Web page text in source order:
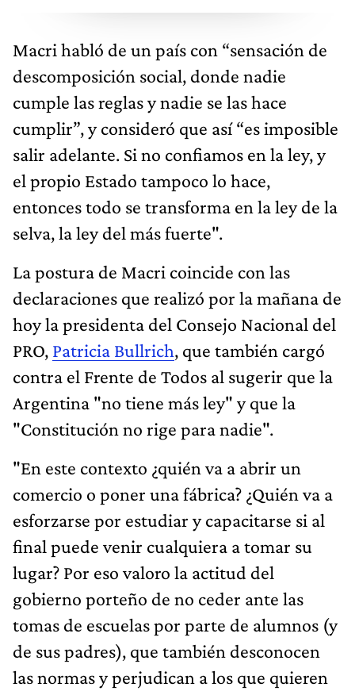
Macri habló de un país con “sensación de
descomposición social, donde nadie
cumple las reglas y nadie se las hace
cumplir”, y consideró que así “es imposible
salir adelante. Si no confiamos en la ley, y
el propio Estado tampoco lo hace,
entonces todo se transforma en la ley de la
selva, la ley del más fuerte".
La postura de Macri coincide con las
declaraciones que realizó por la mañana de
hoy la presidenta del Consejo Nacional del
PRO, Patricia Bullrich, que también cargó
contra el Frente de Todos al sugerir que la
Argentina "no tiene más ley" y que la
"Constitución no rige para nadie".
"En este contexto ¿quién va a abrir un
comercio o poner una fábrica? ¿Quién va a
esforzarse por estudiar y capacitarse si al
final puede venir cualquiera a tomar su
lugar? Por eso valoro la actitud del
gobierno porteño de no ceder ante las
tomas de escuelas por parte de alumnos (y
de sus padres), que también desconocen
las normas y perjudican a los que quieren